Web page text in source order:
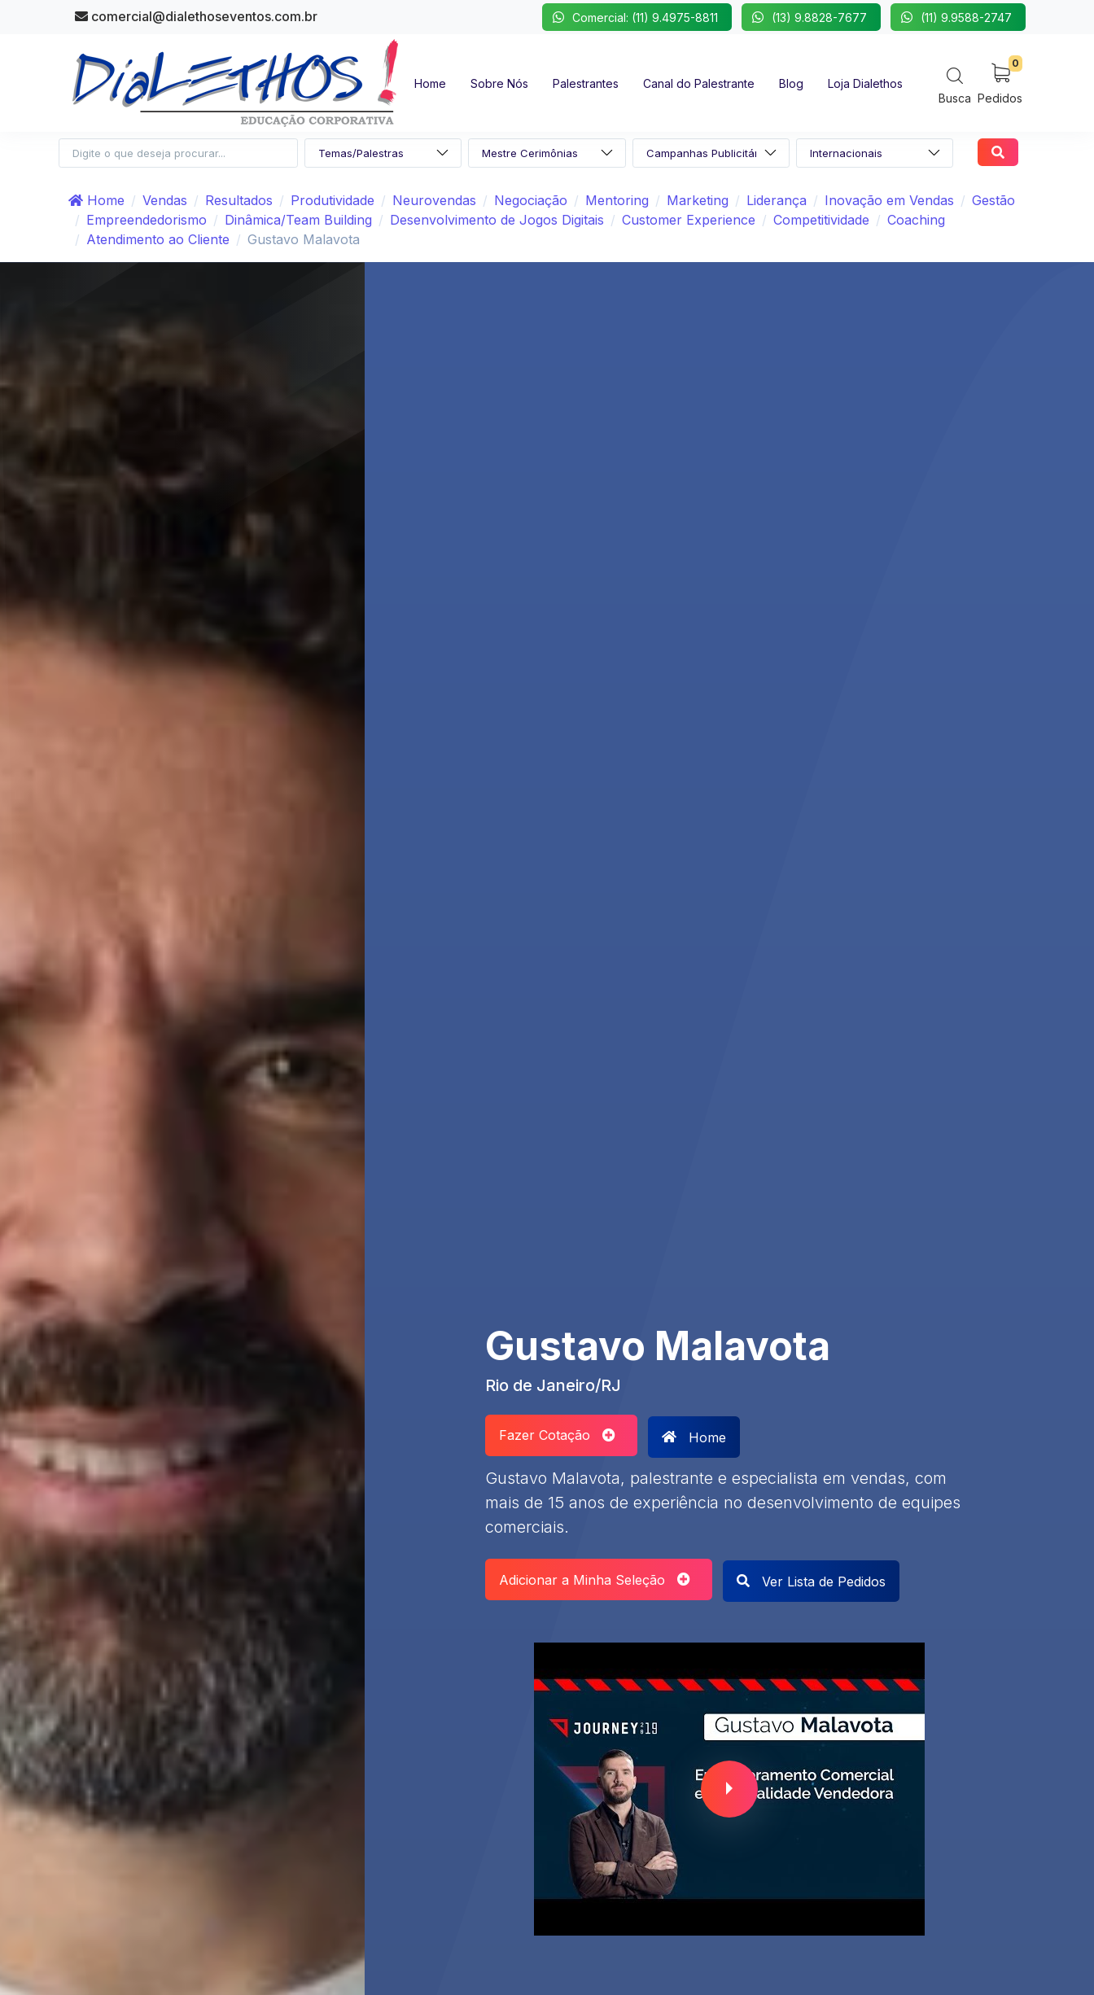
comercial@dialethoseventos.com.br Comercial: (11) 9.4975-8811 (13) 9.8828-7677 (11) 9.9588-2747
Home Sobre Nós Palestrantes Canal do Palestrante Blog
Loja Dialethos
Busca
0
Pedidos
Home Vendas Resultados Produtividade Neurovendas Negociação Mentoring Marketing Liderança Inovação em Vendas
Gestão
Empreendedorismo
Dinâmica/Team Building Desenvolvimento de Jogos Digitais Customer Experience Competitividade
Coaching
Atendimento ao Cliente
Gustavo Malavota
Gustavo Malavota
Rio de Janeiro/RJ
Fazer Cotação Home
Gustavo Malavota, palestrante e especialista em vendas, com
mais de 15 anos de experiência no desenvolvimento de equipes
comerciais.
Adicionar a Minha Seleção Ver Lista de Pedidos